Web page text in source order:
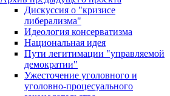
Дискуссия о "кризисе
либерализма"
Идеология консерватизма
Национальная идея
Пути легитимации "управляемой
демократии"
Ужесточение уголовного и
уголовно-процесуального